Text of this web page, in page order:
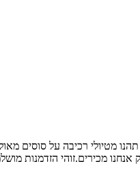
מטיולי רכיבה על סוסים
מכירים.זוהי הזדמנות